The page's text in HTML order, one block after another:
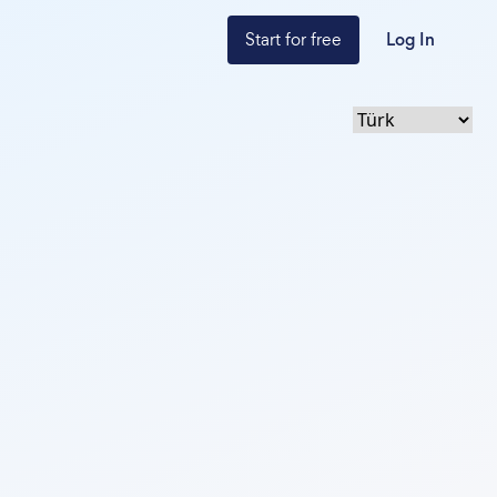
Start for free Log In